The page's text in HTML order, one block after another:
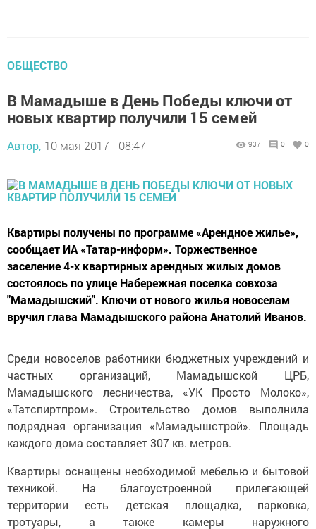
ОБЩЕСТВО
В Мамадыше в День Победы ключи от
новых квартир получили 15 семей
Автор, 10 мая 2017 - 08:47 937 0 0
Квартиры получены по программе «Арендное жилье»,
сообщает ИА «Татар-информ». Торжественное
заселение 4-х квартирных арендных жилых домов
состоялось по улице Набережная поселка совхоза
"Мамадышский". Ключи от нового жилья новоселам
вручил глава Мамадышского района Анатолий Иванов.
Среди новоселов работники бюджетных учреждений и
частных организаций, Мамадышской ЦРБ,
Мамадышского лесничества, «УК Просто Молоко»,
«Татспиртпром». Строительство домов выполнила
подрядная организация «Мамадышстрой». Площадь
каждого дома составляет 307 кв. метров.
Квартиры оснащены необходимой мебелью и бытовой
техникой. На благоустроенной прилегающей
территории есть детская площадка, парковка,
тротуары, а также камеры наружного